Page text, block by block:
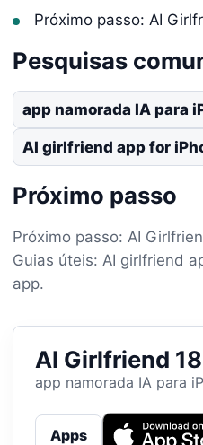
Próximo passo: AI
Pesquisas
app namorada IA para
AI girlfriend app for
Próximo passo
Próximo passo: AI
Guias úteis: AI girlfriend
app.
AI Girlfriend
app namorada IA para
Apps